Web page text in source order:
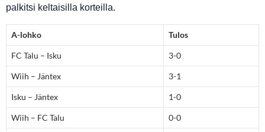
palkitsi keltaisilla korteilla.
A-lohko Tulos
FC Talu – Isku 3-0
Wiih – Jäntex 3-1
Isku – Jäntex 1-0
Wiih – FC Talu 0-0